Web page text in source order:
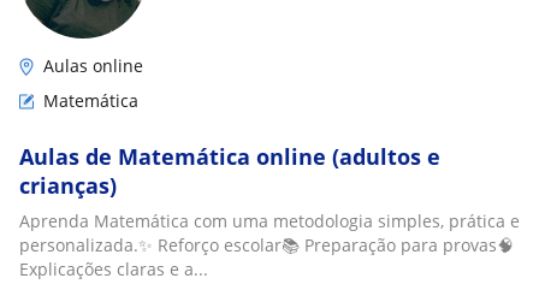
Aulas online
Matemática
Aulas de Matemática online (adultos e
crianças)
Aprenda Matemática com uma metodologia simples, prática e
personalizada.✨ Reforço escolar📚 Preparação para provas🧠
Explicações claras e a...